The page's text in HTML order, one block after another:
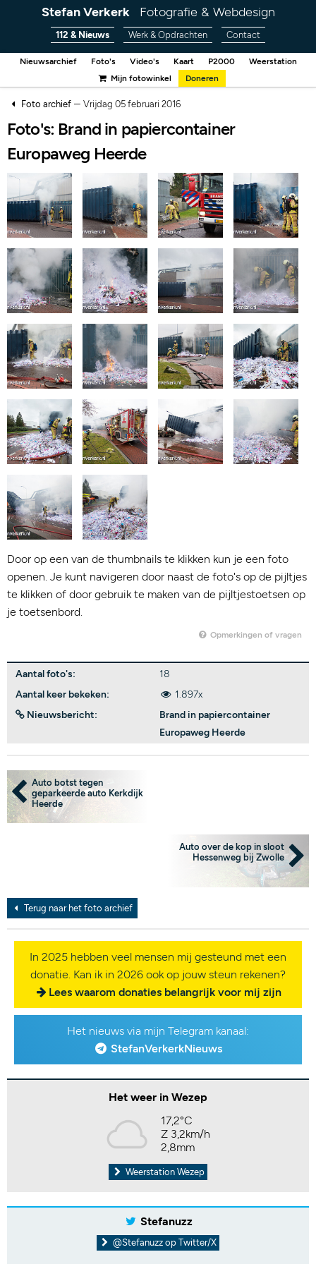
Stefan Verkerk Fotografie & Webdesign
112 & Nieuws Werk & Opdrachten Contact
Nieuwsarchief Foto's Video's Kaart P2000
Weerstation
Mijn fotowinkel
Doneren
Foto archief– Vrijdag 05 februari 2016
Foto's: Brand in papiercontainer
Europaweg Heerde
Door op een van de thumbnails te klikken kun je een foto
openen. Je kunt navigeren door naast de foto's op de pijltjes
te klikken of door gebruik te maken van de pijltjestoetsen op
je toetsenbord.
Opmerkingen of vragen
Aantal foto's:
18
Aantal keer bekeken:
1.897x
Nieuwsbericht:
Brand in papiercontainer
Europaweg Heerde
Auto botst tegen
geparkeerde auto Kerkdijk
Heerde
Auto over de kop in sloot
Hessenweg bij Zwolle
Terug naar het foto archief
In 2025 hebben veel mensen mij gesteund met een
donatie. Kan ik in 2026 ook op jouw steun rekenen?
Lees waarom donaties belangrijk voor mij zijn
Het nieuws via mijn Telegram kanaal:
StefanVerkerkNieuws
Het weer in Wezep
17,2°C
Z 3,2km/h
2,8mm
Weerstation Wezep
Stefanuzz
@Stefanuzz op Twitter/X